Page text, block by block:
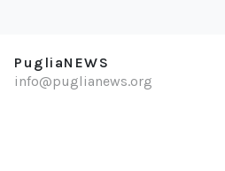
PugliaNEWS
info@puglianews.org